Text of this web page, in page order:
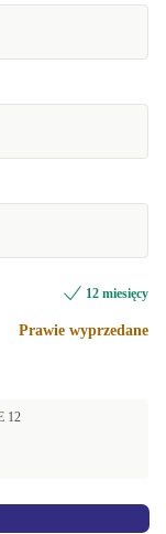
12 miesięcy
Prawie wyprzedane
12